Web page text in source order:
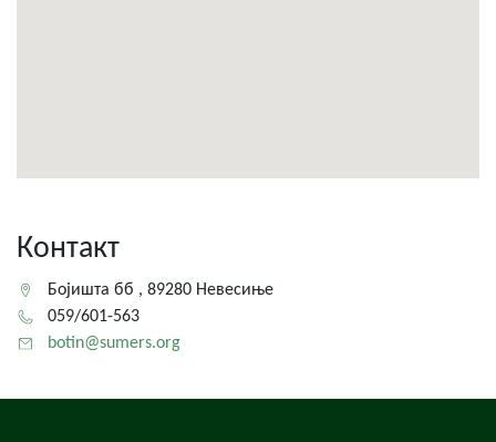
Контакт
Бојишта бб , 89280 Невесиње
059/601-563
botin@sumers.org